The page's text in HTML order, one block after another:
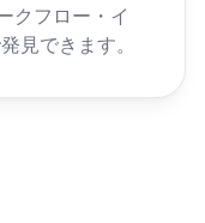
クフロー・イ
見できます。